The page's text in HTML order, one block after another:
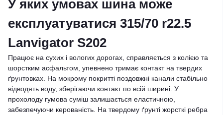
У яких умовах шина може
експлуатуватися 315/70 r22.5
Lanvigator S202
Працює на сухих і вологих дорогах, справляється з колією та
шорстким асфальтом, упевнено тримає контакт на твердих
ґрунтовках. На мокрому покритті поздовжні канали стабільно
відводять воду, зберігаючи контакт по всій ширині. У
прохолоду гумова суміш залишається еластичною,
забезпечуючи керованість. На твердому ґрунті жорсткі ребра